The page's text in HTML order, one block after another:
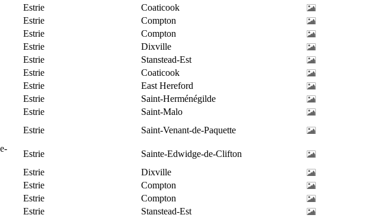
Estrie
Coaticook
Estrie
Compton
Estrie
Compton
Estrie
Dixville
Estrie
Stanstead-Est
Estrie
Coaticook
Estrie
East Hereford
Estrie
Saint-Herménégilde
Estrie
Saint-Malo
Estrie Saint-Venant-de-Paquette
Estrie
Sainte-Edwidge-de-Clifton
Estrie
Dixville
Estrie
Compton
Estrie
Compton
Estrie Stanstead-Est